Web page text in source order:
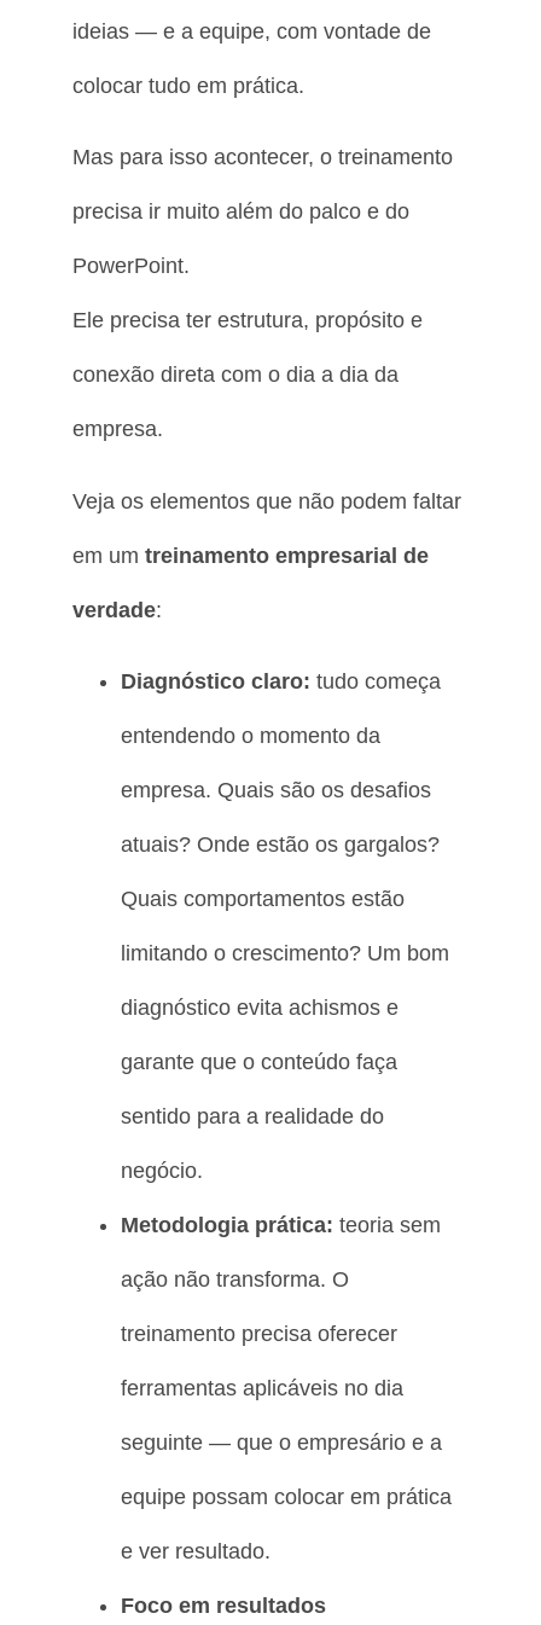
ideias — e a equipe, com vontade de
colocar tudo em prática.
Mas para isso acontecer, o treinamento
precisa ir muito além do palco e do
PowerPoint.
Ele precisa ter estrutura, propósito e
conexão direta com o dia a dia da
empresa.
Veja os elementos que não podem faltar
em um treinamento empresarial de
verdade:
Diagnóstico claro: tudo começa
entendendo o momento da
empresa. Quais são os desafios
atuais? Onde estão os gargalos?
Quais comportamentos estão
limitando o crescimento? Um bom
diagnóstico evita achismos e
garante que o conteúdo faça
sentido para a realidade do
negócio.
Metodologia prática: teoria sem
ação não transforma. O
treinamento precisa oferecer
ferramentas aplicáveis no dia
seguinte — que o empresário e a
equipe possam colocar em prática
e ver resultado.
Foco em resultados